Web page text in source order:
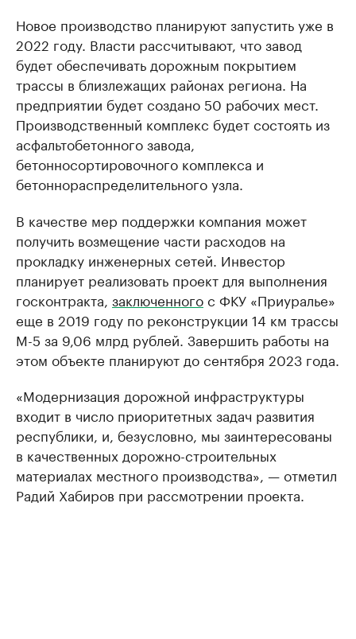
Новое производство планируют запустить уже в
2022 году. Власти рассчитывают, что завод
будет обеспечивать дорожным покрытием
трассы в близлежащих районах региона. На
предприятии будет создано 50 рабочих мест.
Производственный комплекс будет состоять из
асфальтобетонного завода,
бетонносортировочного комплекса и
бетоннораспределительного узла.
В качестве мер поддержки компания может
получить возмещение части расходов на
прокладку инженерных сетей. Инвестор
планирует реализовать проект для выполнения
госконтракта, заключенногос ФКУ «Приуралье»
еще в 2019 году по реконструкции 14 км трассы
М-5 за 9,06 млрд рублей. Завершить работы на
этом объекте планируют до сентября 2023 года.
«Модернизация дорожной инфраструктуры
входит в число приоритетных задач развития
республики, и, безусловно, мы заинтересованы
в качественных дорожно-строительных
материалах местного производства», — отметил
Радий Хабиров при рассмотрении проекта.